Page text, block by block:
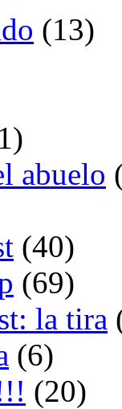
(13)
abuelo
(40)
(69)
la tira
(6)
(20)